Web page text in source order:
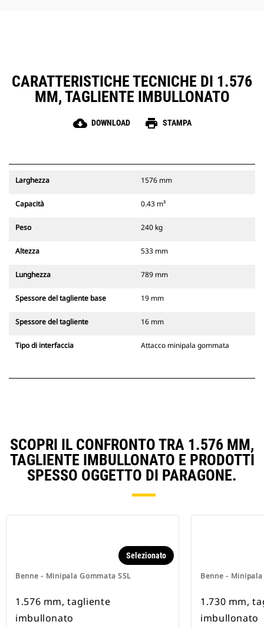
CARATTERISTICHE TECNICHE DI 1.576
MM, TAGLIENTE IMBULLONATO
cloud_download DOWNLOAD print STAMPA
Larghezza 1576 mm
Capacità 0.43 m³
Peso 240 kg
Altezza 533 mm
Lunghezza 789 mm
Spessore del tagliente base 19 mm
Spessore del tagliente 16 mm
Tipo di interfaccia Attacco minipala gommata
SCOPRI IL CONFRONTO TRA 1.576 MM,
TAGLIENTE IMBULLONATO E PRODOTTI
SPESSO OGGETTO DI PARAGONE.
Benne - Minipala Gommata SSL
Selezionato
1.576 mm, tagliente
imbullonato
Benne - Minipala
1.730 mm,
imbullonato